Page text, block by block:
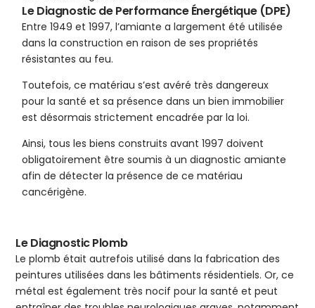
Le Diagnostic de Performance Énergétique (DPE)
Entre 1949 et 1997, l’amiante a largement été utilisée
dans la construction en raison de ses propriétés
résistantes au feu.
Toutefois, ce matériau s’est avéré très dangereux
pour la santé et sa présence dans un bien immobilier
est désormais strictement encadrée par la loi.
Ainsi, tous les biens construits avant 1997 doivent
obligatoirement être soumis à un diagnostic amiante
afin de détecter la présence de ce matériau
cancérigène.
Le Diagnostic Plomb
Le plomb était autrefois utilisé dans la fabrication des
peintures utilisées dans les bâtiments résidentiels. Or, ce
métal est également très nocif pour la santé et peut